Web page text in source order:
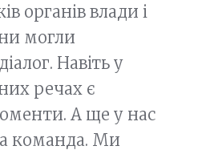
органів влади і
могли
Навіть у
речах є
А ще у нас
команда. Ми